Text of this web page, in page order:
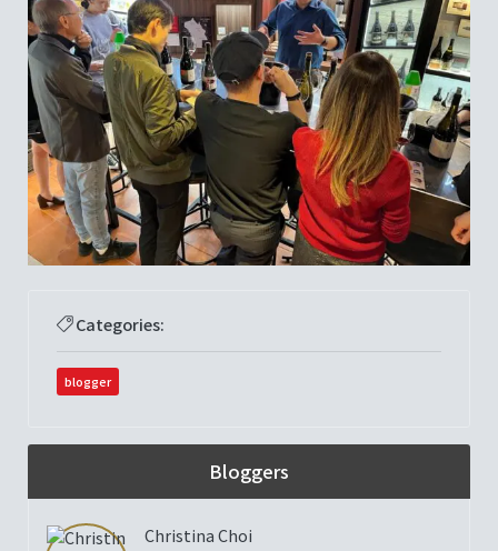
Categories:
blogger
Bloggers
Christina Choi